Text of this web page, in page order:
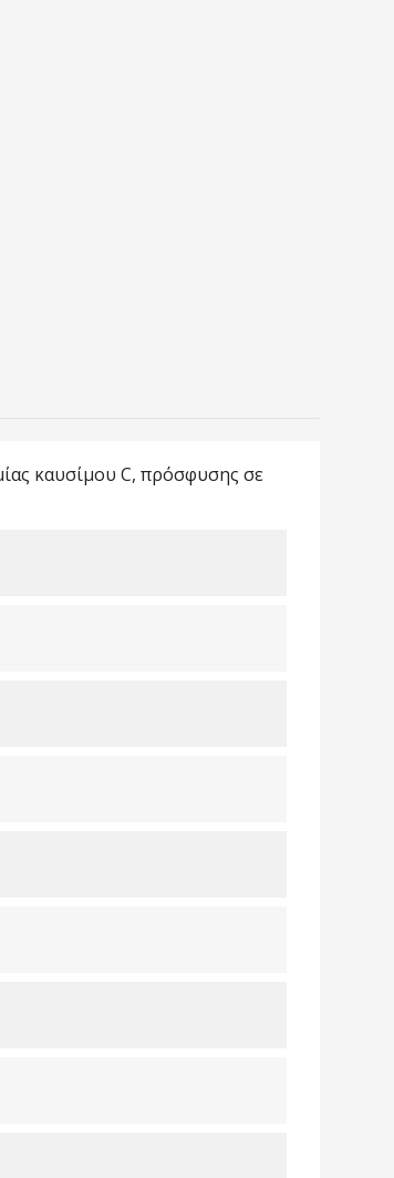
καυσίµου C, πρόσφυσης σε